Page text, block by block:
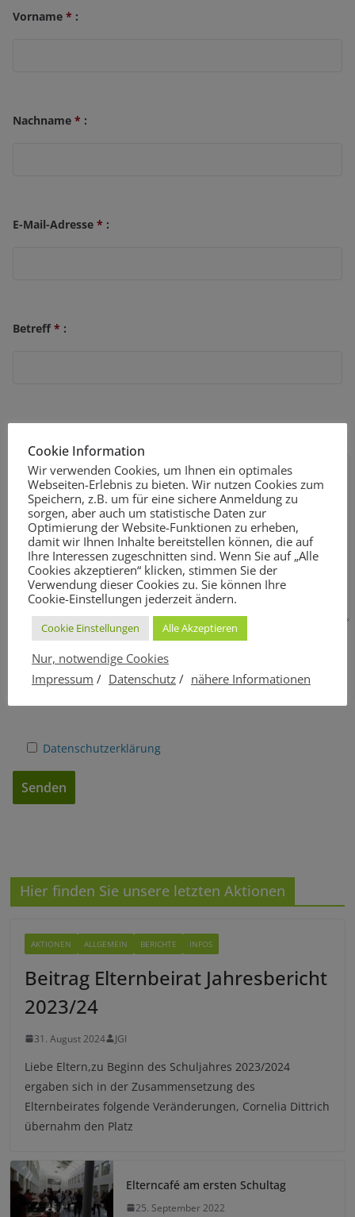
Vorname * :
Nachname * :
E-Mail-Adresse * :
Betreff* :
Indem Sie Fortfahren, müssen Sie der Datenschutzerklärung
Datenschutzerklärung
r
Hier finden Sie unsere letzten Aktionen
AKTIONEN ALLGEMEIN BERICHTE INFOS
Beitrag Elternbeirat Jahresbericht
2023/24
31. August 2024 JGI
Liebe Eltern,zu Beginn des Schuljahres 2023/2024
ergaben sich in der Zusammensetzung des
Elternbeirates folgende Veränderungen, Cornelia Dittrich
übernahm den Platz
Elterncafé am ersten Schultag
25. September 2022
Cookie Information
Wir verwenden Cookies, um Ihnen ein optimales
Webseiten-Erlebnis zu bieten. Wir nutzen Cookies zum
Speichern, z.B. um für eine sichere Anmeldung zu
sorgen, aber auch um statistische Daten zur
Optimierung der Website-Funktionen zu erheben,
damit wir Ihnen Inhalte bereitstellen können, die auf
Ihre Interessen zugeschnitten sind. Wenn Sie auf „Alle
Cookies akzeptieren“ klicken, stimmen Sie der
Verwendung dieser Cookies zu. Sie können Ihre
Cookie-Einstellungen jederzeit ändern.
Cookie Einstellungen Alle Akzeptieren
Nur, notwendige Cookies
Impressum / Datenschutz / nähere Informationen